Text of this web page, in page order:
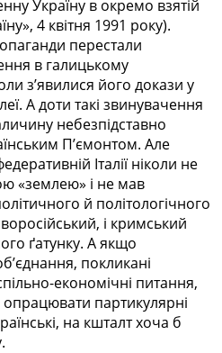
Україну в окремо взятій
4 квітня 1991 року).
перестали
в галицькому
з’явилися його докази у
А доти такі звинувачення
небезпідставно
П’ємонтом. Але
Італії ні­коли не
«землею» і не мав
й політологічного
і кримський
ґатунку. А якщо
покликані
еконо­мічні питання,
опрацювати партикулярні
на кшталт хоча б